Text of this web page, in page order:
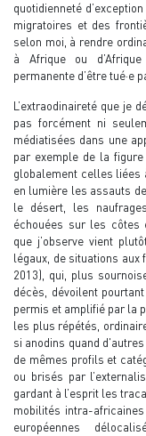
quotidienneté
migratoires et des
selon moi, à rendre
à Afrique ou
permanente d’être tué·e
L’extraodinaireté que je
pas forcément ni
médiatisées dans une
par exemple de la
globalement celles liées
en lumière les assauts
le désert, les
échouées sur les côtes
que j’observe vient
légaux, de situations
2013), qui, plus
décès, dévoilent
permis et amplifié par la
les plus répétés,
si anodins quand
de mêmes profils et
ou brisés par
gardant à l’esprit les
mobilités intra-
européennes